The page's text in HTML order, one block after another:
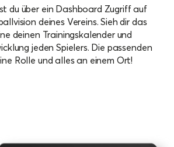
du über ein Dashboard Zugriff auf
deines Vereins. Sieh dir das
deinen Trainingskalender und
jeden Spielers. Die passenden
Rolle und alles an einem Ort!